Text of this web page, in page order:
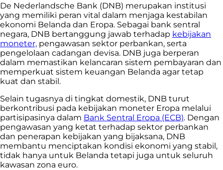
De Nederlandsche Bank (DNB) merupakan institusi
yang memiliki peran vital dalam menjaga kestabilan
ekonomi Belanda dan Eropa. Sebagai bank sentral
negara, DNB bertanggung jawab terhadap kebijakan
moneter, pengawasan sektor perbankan, serta
pengelolaan cadangan devisa. DNB juga berperan
dalam memastikan kelancaran sistem pembayaran dan
memperkuat sistem keuangan Belanda agar tetap
kuat dan stabil.
Selain tugasnya di tingkat domestik, DNB turut
berkontribusi pada kebijakan moneter Eropa melalui
partisipasinya dalam Bank Sentral Eropa (ECB). Dengan
pengawasan yang ketat terhadap sektor perbankan
dan penerapan kebijakan yang bijaksana, DNB
membantu menciptakan kondisi ekonomi yang stabil,
tidak hanya untuk Belanda tetapi juga untuk seluruh
kawasan zona euro.